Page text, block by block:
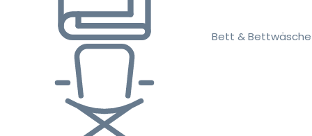
Bett & Bettwäsche